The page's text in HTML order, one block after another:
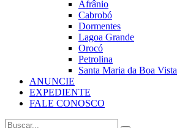
Afrânio
Cabrobó
Dormentes
Lagoa Grande
Orocó
Petrolina
Santa Maria da Boa Vista
ANUNCIE
EXPEDIENTE
FALE CONOSCO